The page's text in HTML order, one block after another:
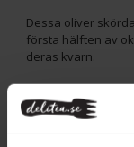
Dessa oliver
första hälften av
deras kvarn.
GUCCIONE
Tre unika
siciliansk olivolja,